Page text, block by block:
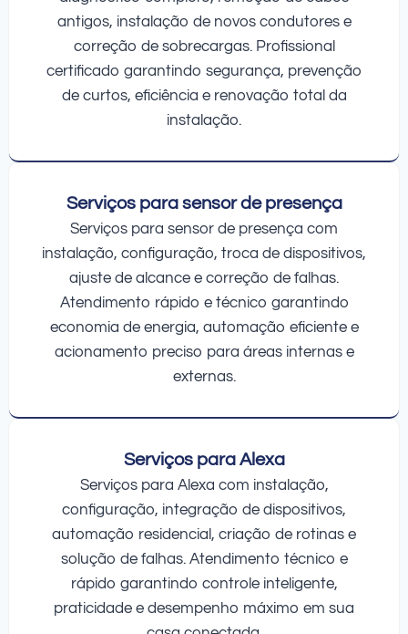
antigos, instalação de novos condutores e
correção de sobrecargas. Profissional
certificado garantindo segurança, prevenção
de curtos, eficiência e renovação total da
instalação.
Serviços para sensor de presença
Serviços para sensor de presença com
instalação, configuração, troca de dispositivos,
ajuste de alcance e correção de falhas.
Atendimento rápido e técnico garantindo
economia de energia, automação eficiente e
acionamento preciso para áreas internas e
externas.
Serviços para Alexa
Serviços para Alexa com instalação,
configuração, integração de dispositivos,
automação residencial, criação de rotinas e
solução de falhas. Atendimento técnico e
rápido garantindo controle inteligente,
praticidade e desempenho máximo em sua